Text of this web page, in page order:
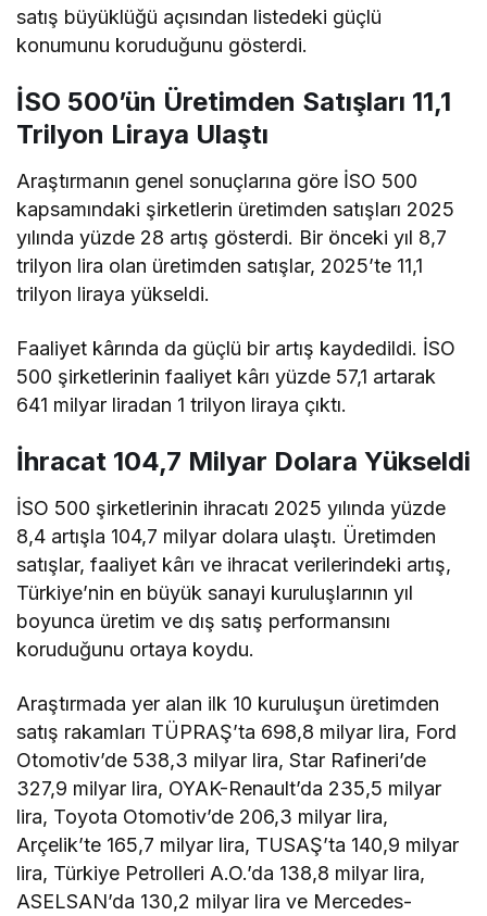
satış büyüklüğü açısından listedeki güçlü
konumunu koruduğunu gösterdi.
İSO 500’ün Üretimden Satışları 11,1
Trilyon Liraya Ulaştı
Araştırmanın genel sonuçlarına göre İSO 500
kapsamındaki şirketlerin üretimden satışları 2025
yılında yüzde 28 artış gösterdi. Bir önceki yıl 8,7
trilyon lira olan üretimden satışlar, 2025’te 11,1
trilyon liraya yükseldi.
Faaliyet kârında da güçlü bir artış kaydedildi. İSO
500 şirketlerinin faaliyet kârı yüzde 57,1 artarak
641 milyar liradan 1 trilyon liraya çıktı.
İhracat 104,7 Milyar Dolara Yükseldi
İSO 500 şirketlerinin ihracatı 2025 yılında yüzde
8,4 artışla 104,7 milyar dolara ulaştı. Üretimden
satışlar, faaliyet kârı ve ihracat verilerindeki artış,
Türkiye’nin en büyük sanayi kuruluşlarının yıl
boyunca üretim ve dış satış performansını
koruduğunu ortaya koydu.
Araştırmada yer alan ilk 10 kuruluşun üretimden
satış rakamları TÜPRAŞ’ta 698,8 milyar lira, Ford
Otomotiv’de 538,3 milyar lira, Star Rafineri’de
327,9 milyar lira, OYAK-Renault’da 235,5 milyar
lira, Toyota Otomotiv’de 206,3 milyar lira,
Arçelik’te 165,7 milyar lira, TUSAŞ’ta 140,9 milyar
lira, Türkiye Petrolleri A.O.’da 138,8 milyar lira,
ASELSAN’da 130,2 milyar lira ve Mercedes-